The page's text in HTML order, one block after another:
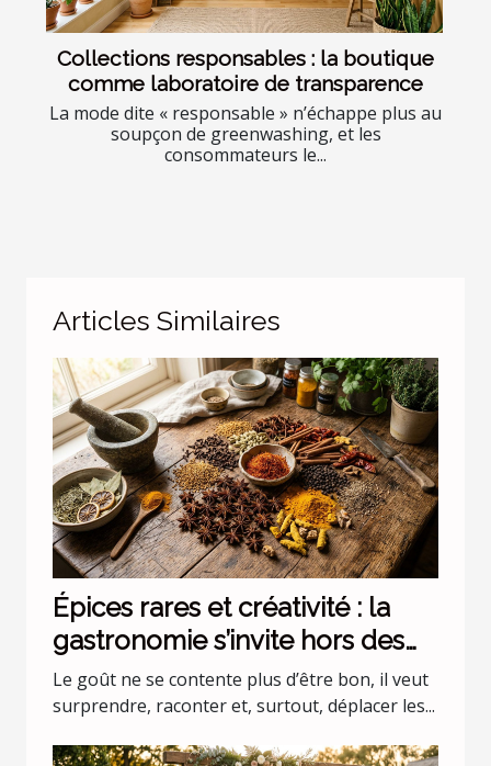
Collections responsables : la boutique
comme laboratoire de transparence
La mode dite « responsable » n’échappe plus au
soupçon de greenwashing, et les
consommateurs le...
Articles Similaires
Épices rares et créativité : la
gastronomie s’invite hors des
codes
Le goût ne se contente plus d’être bon, il veut
surprendre, raconter et, surtout, déplacer les...